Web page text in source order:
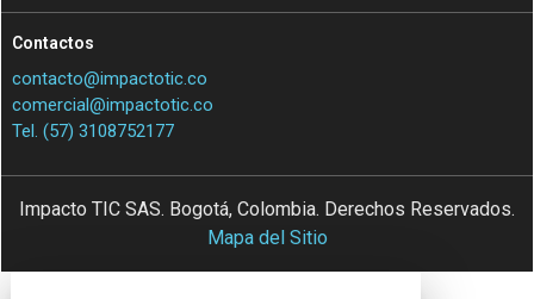
Contactos
contacto@impactotic.co
comercial@impactotic.co
Tel. (57) 3108752177
Impacto TIC SAS. Bogotá, Colombia. Derechos Reservados.
Mapa del Sitio